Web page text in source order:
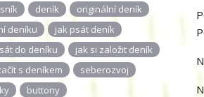
deník
originální deník
deníku
jak psát deník
do deníku
jak si založit deník
s deníkem
seberozvoj
buttony